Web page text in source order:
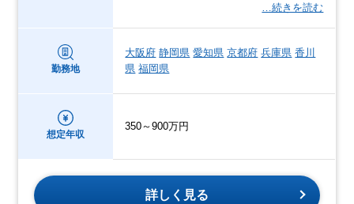
…続きを読む
勤務地
大阪府 静岡県 愛知県 京都府 兵庫県 香川
県 福岡県
想定年収
350～900万円
詳しく見る